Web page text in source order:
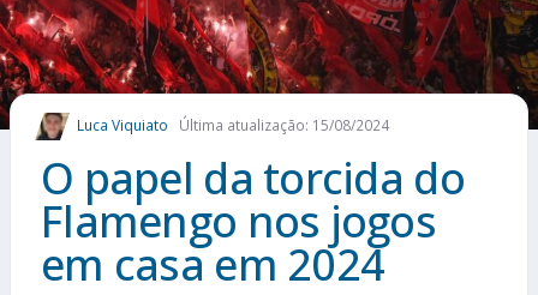
COMO APOSTAR
MAIS ESPORTES
Luca Viquiato Última atualização: 15/08/2024
O papel da torcida do
Flamengo nos jogos
em casa em 2024